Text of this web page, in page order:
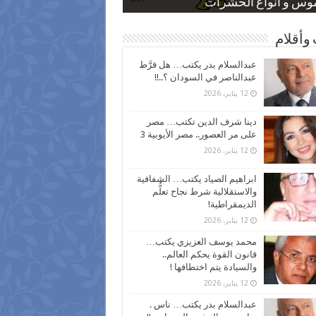
و أنواع الحشرات
بعد ارتفاع الأسعار
نسبة الطلاق في مصر
كاركاتيرية
كاركاتيرية
وأقلام
عبدالسلام بدر يكتب… هل فرَّط
عبدالناصر في السودان ؟..!!
12 يناير، 2026
دينا شرف الدين تكتب… مصر
على مر العصور.. مصر الأيوبية 3
12 يناير، 2026
ابراهيم الصياد يكتب… الشفافية
والاستقلالية شرط نجاح تعلُّم
الديمقراطية!
12 يناير، 2026
محمد يوسف العزيزي يكتب…
قانون القوة يحكم العالم..
والسيادة يتم اختطافها !
12 يناير، 2026
عبدالسلام بدر يكتب… ناس .